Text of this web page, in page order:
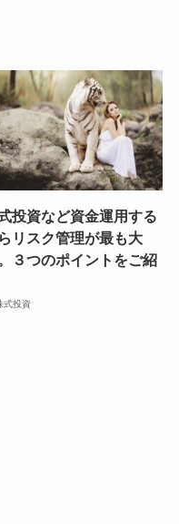
投資など資金運用する
リスク管理が最も大
３つのポイントをご紹
式投資